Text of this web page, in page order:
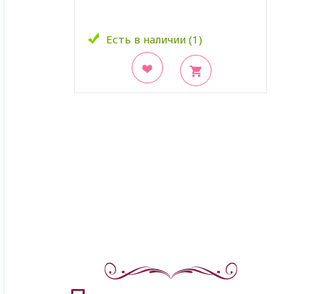
Есть в наличии (1)